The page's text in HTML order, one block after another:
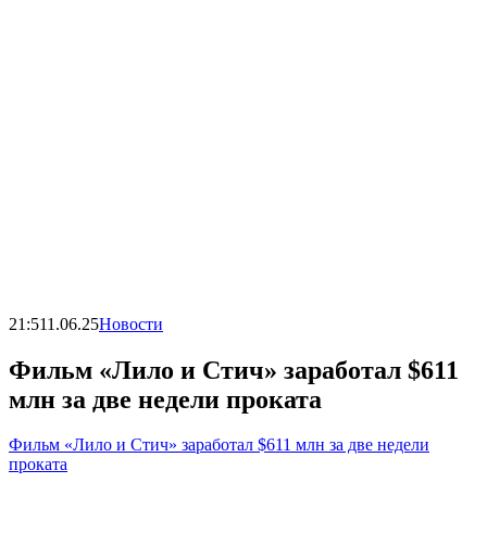
21:511.06.25Новости
Фильм «Лило и Стич» заработал $611
млн за две недели проката
Фильм «Лило и Стич» заработал $611 млн за две недели
проката